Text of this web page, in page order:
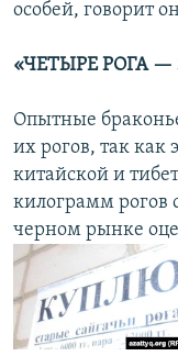
особей, говорит
«ЧЕТЫРЕ РОГА —
Опытные
их рогов, так как
китайской и
килограмм рогов
черном рынке